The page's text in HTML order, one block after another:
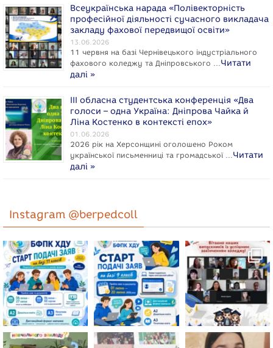
Всеукраїнська нарада «Полівекторність
професійної діяльності сучасного викладача
закладу фахової передвищої освіти»
13.06.2026
11 червня на базі Чернівецького індустріального
фахового коледжу та Дніпровського …Читати
далі »
ІІІ обласна студентська конференція «Два
голоси – одна Україна: Дніпрова Чайка й
Ліна Костенко в контексті епох»
01.06.2026
2026 рік на Херсонщині оголошено Роком
укpaїнcької письменниці та громадської …Читати
далі »
Instagram @berpedcoll